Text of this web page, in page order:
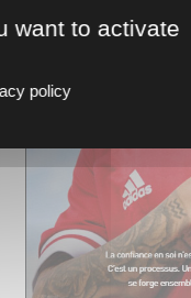
want to activate
policy